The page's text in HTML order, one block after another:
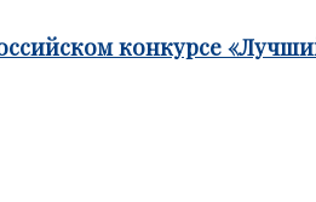
конкурсе